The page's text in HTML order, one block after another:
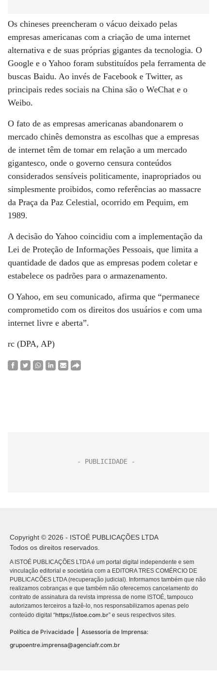
Os chineses preencheram o vácuo deixado pelas
empresas americanas com a criação de uma internet
alternativa e de suas próprias gigantes da tecnologia. O
Google e o Yahoo foram substituídos pela ferramenta de
buscas Baidu. Ao invés de Facebook e Twitter, as
principais redes sociais na China são o WeChat e o
Weibo.
O fato de as empresas americanas abandonarem o
mercado chinês demonstra as escolhas que a empresas
de internet têm de tomar em relação a um mercado
gigantesco, onde o governo censura conteúdos
considerados sensíveis politicamente, inapropriados ou
simplesmente proibidos, como referências ao massacre
da Praça da Paz Celestial, ocorrido em Pequim, em
1989.
A decisão do Yahoo coincidiu com a implementação da
Lei de Proteção de Informações Pessoais, que limita a
quantidade de dados que as empresas podem coletar e
estabelece os padrões para o armazenamento.
O Yahoo, em seu comunicado, afirma que “permanece
comprometido com os direitos dos usuários e com uma
internet livre e aberta”.
rc (DPA, AP)
Copyright © 2026 - ISTOÉ PUBLICAÇÕES LTDA
Todos os direitos reservados.
A ISTOÉ PUBLICAÇÕES LTDA é um portal digital independente e sem
vinculação editorial e societária com a EDITORA TRES COMÉRCIO DE
PUBLICACÕES LTDA (recuperação judicial). Informamos também que não
realizamos cobranças e que também não oferecemos cancelamento do
contrato de assinatura da revista impressa de nome ISTOÉ, tampouco
autorizamos terceiros a fazê-lo, nos responsabilizamos apenas pelo
conteúdo digital “https://istoe.com.br” e seus respectivos sites.
Política de Privacidade
Assessoria de Imprensa:
grupoentre.imprensa@agenciafr.com.br